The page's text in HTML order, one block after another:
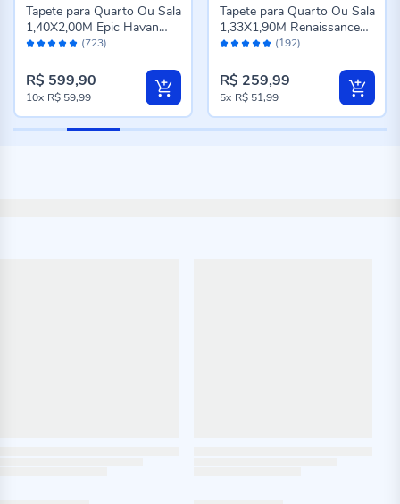
Avaliação: (723)
Tapete para Quarto Ou Sala
1,40X2,00M Epic Havan
Casa - Cinza Novo
R$ 599,90
10x R$ 59,99
Avaliação: (192)
Tapete para Quarto Ou Sala
1,33X1,90M Renaissance
Havan Casa - Genova
R$ 259,99
5x R$ 51,99